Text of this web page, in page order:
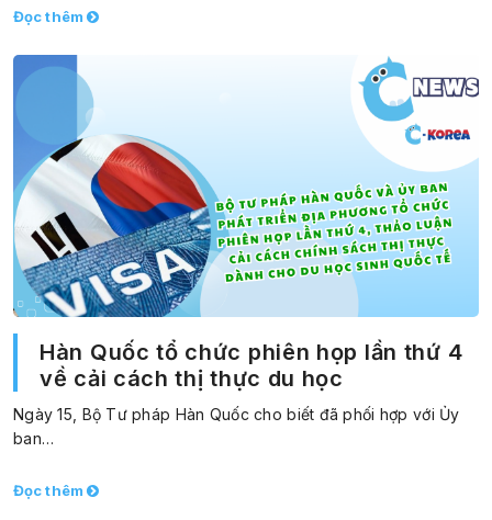
Đọc thêm
Hàn Quốc tổ chức phiên họp lần thứ 4
về cải cách thị thực du học
Ngày 15, Bộ Tư pháp Hàn Quốc cho biết đã phối hợp với Ủy
ban…
Đọc thêm